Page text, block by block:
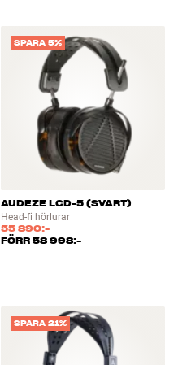
SPARA 5%
AUDEZE LCD-5 (SVART)
Head-fi hörlurar
55 890:-
FÖRR58 998:-
SPARA 21%